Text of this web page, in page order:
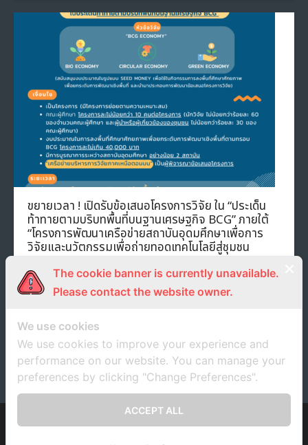
ขยายเวลา ! เปิดรับข้อเสนอโครงการวิจัย ใน “ประเด็น
ท้าทายตามบริบทพื้นที่บนฐานเศรษฐกิจ BCG” ภายใต้
“โครงการพัฒนาเครือข่ายสถาบันอุดมศึกษาเพื่อการ
วิจัยและนวัตกรรมเพื่อถ่ายทอดเทคโนโลยีสู่ชุมชน
31 มีนาคม 2023 unrn Uncategorized
1 2 3
The cookie banner is currently unavailable.
Please contact the website owner.
We use cookies
We use cookies to improve your experience and
performance on our website. You can manage your
preferences by clicking "Change Preferences".
ACCEPT ALL